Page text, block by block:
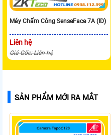
Máy Chấm Công SenseFace 7A (ID)
Liên hệ
Giá Gốc: Liên hệ
SẢN PHẨM MỚI RA MẮT